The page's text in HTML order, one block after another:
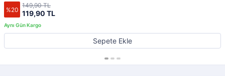
%20 119,90 TL
149,90 TL
Sepete Ekle